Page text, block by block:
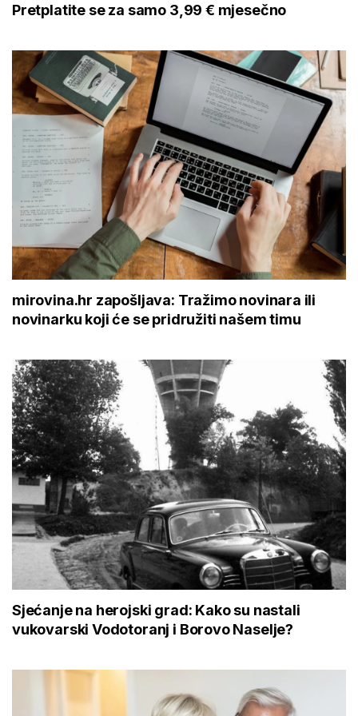
Pretplatite se za samo 3,99 € mjesečno
mirovina.hr zapošljava: Tražimo novinara ili
novinarku koji će se pridružiti našem timu
Sjećanje na herojski grad: Kako su nastali
vukovarski Vodotoranj i Borovo Naselje?